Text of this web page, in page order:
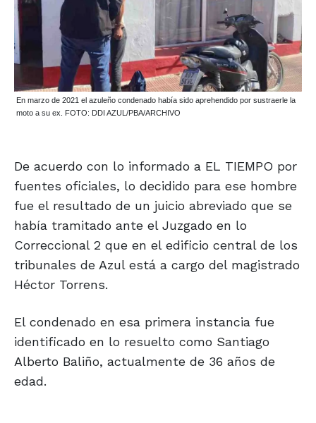
En marzo de 2021 el azuleño condenado había sido aprehendido por sustraerle la
moto a su ex. FOTO: DDI AZUL/PBA/ARCHIVO
De acuerdo con lo informado a EL TIEMPO por
fuentes oficiales, lo decidido para ese hombre
fue el resultado de un juicio abreviado que se
había tramitado ante el Juzgado en lo
Correccional 2 que en el edificio central de los
tribunales de Azul está a cargo del magistrado
Héctor Torrens.
El condenado en esa primera instancia fue
identificado en lo resuelto como Santiago
Alberto Baliño, actualmente de 36 años de
edad.